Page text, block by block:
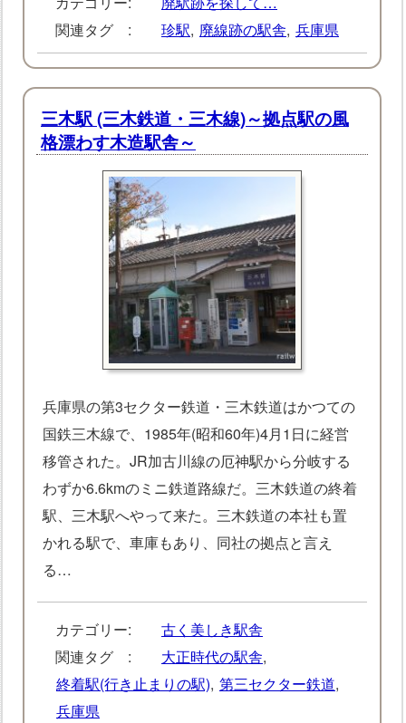
関連タグ :
珍駅, 廃線跡の駅舎, 兵庫県
三木駅 (三木鉄道・三木線)～拠点駅の風
格漂わす木造駅舎～
兵庫県の第3セクター鉄道・三木鉄道はかつての
国鉄三木線で、1985年(昭和60年)4月1日に経営
移管された。JR加古川線の厄神駅から分岐する
わずか6.6kmのミニ鉄道路線だ。三木鉄道の終着
駅、三木駅へやって来た。三木鉄道の本社も置
かれる駅で、車庫もあり、同社の拠点と言え
る…
カテゴリー:
古く美しき駅舎
関連タグ :
大正時代の駅舎,
終着駅(行き止まりの駅), 第三セクター鉄道,
兵庫県